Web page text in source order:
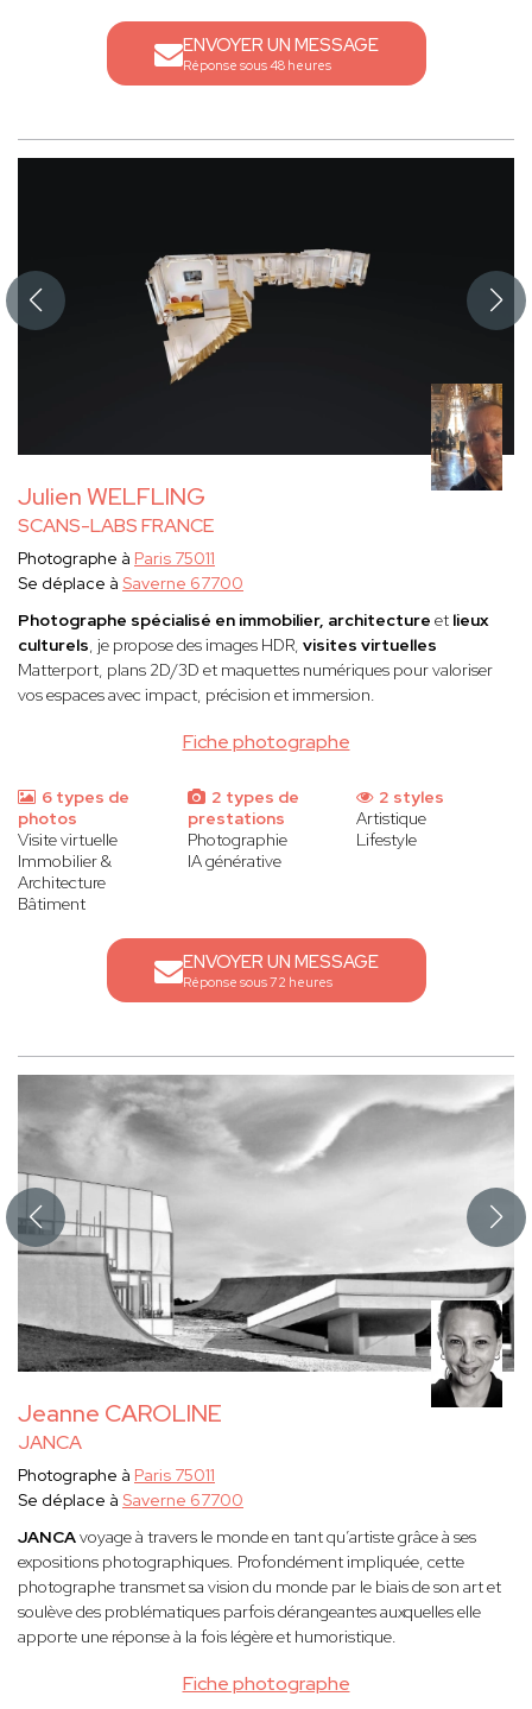
ENVOYER UN MESSAGE
Réponse sous 48 heures
Julien WELFLING
SCANS-LABS FRANCE
Fiche photographe
Photographe à Paris 75011
Se déplace à Saverne 67700
Photographe spécialisé en immobilier, architecture et lieux
culturels, je propose des images HDR, visites virtuelles
Matterport, plans 2D/3D et maquettes numériques pour valoriser
vos espaces avec impact, précision et immersion.
6 types de
photos
Visite virtuelle
Immobilier &
Architecture
Bâtiment
2 types de
prestations
Photographie
IA générative
2 styles
Artistique
Lifestyle
ENVOYER UN MESSAGE
Réponse sous 72 heures
Jeanne CAROLINE
JANCA
Fiche photographe
Photographe à Paris 75011
Se déplace à Saverne 67700
JANCAvoyage à travers le monde en tant qu’artiste grâce à ses
expositions photographiques. Profondément impliquée, cette
photographe transmet sa vision du monde par le biais de son art et
soulève des problématiques parfois dérangeantes auxquelles elle
apporte une réponse à la fois légère et humoristique.